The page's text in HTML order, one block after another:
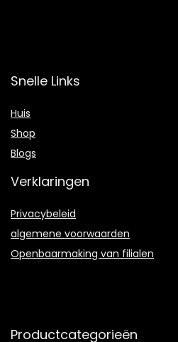
Snelle Links
Huis
Shop
Blogs
Verklaringen
Privacybeleid
algemene voorwaarden
Openbaarmaking van filialen
Productcategorieën